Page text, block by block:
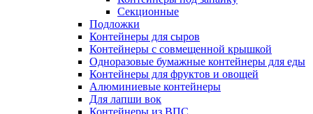
Секционные
Подложки
Контейнеры для сыров
Контейнеры с совмещенной крышкой
Одноразовые бумажные контейнеры для еды
Контейнеры для фруктов и овощей
Алюминиевые контейнеры
Для лапши вок
Контейнеры из ВПС